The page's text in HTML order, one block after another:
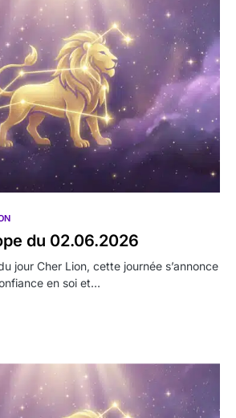
du 02.06.2026
jour Cher Lion, cette journée s’annonce
en soi et…